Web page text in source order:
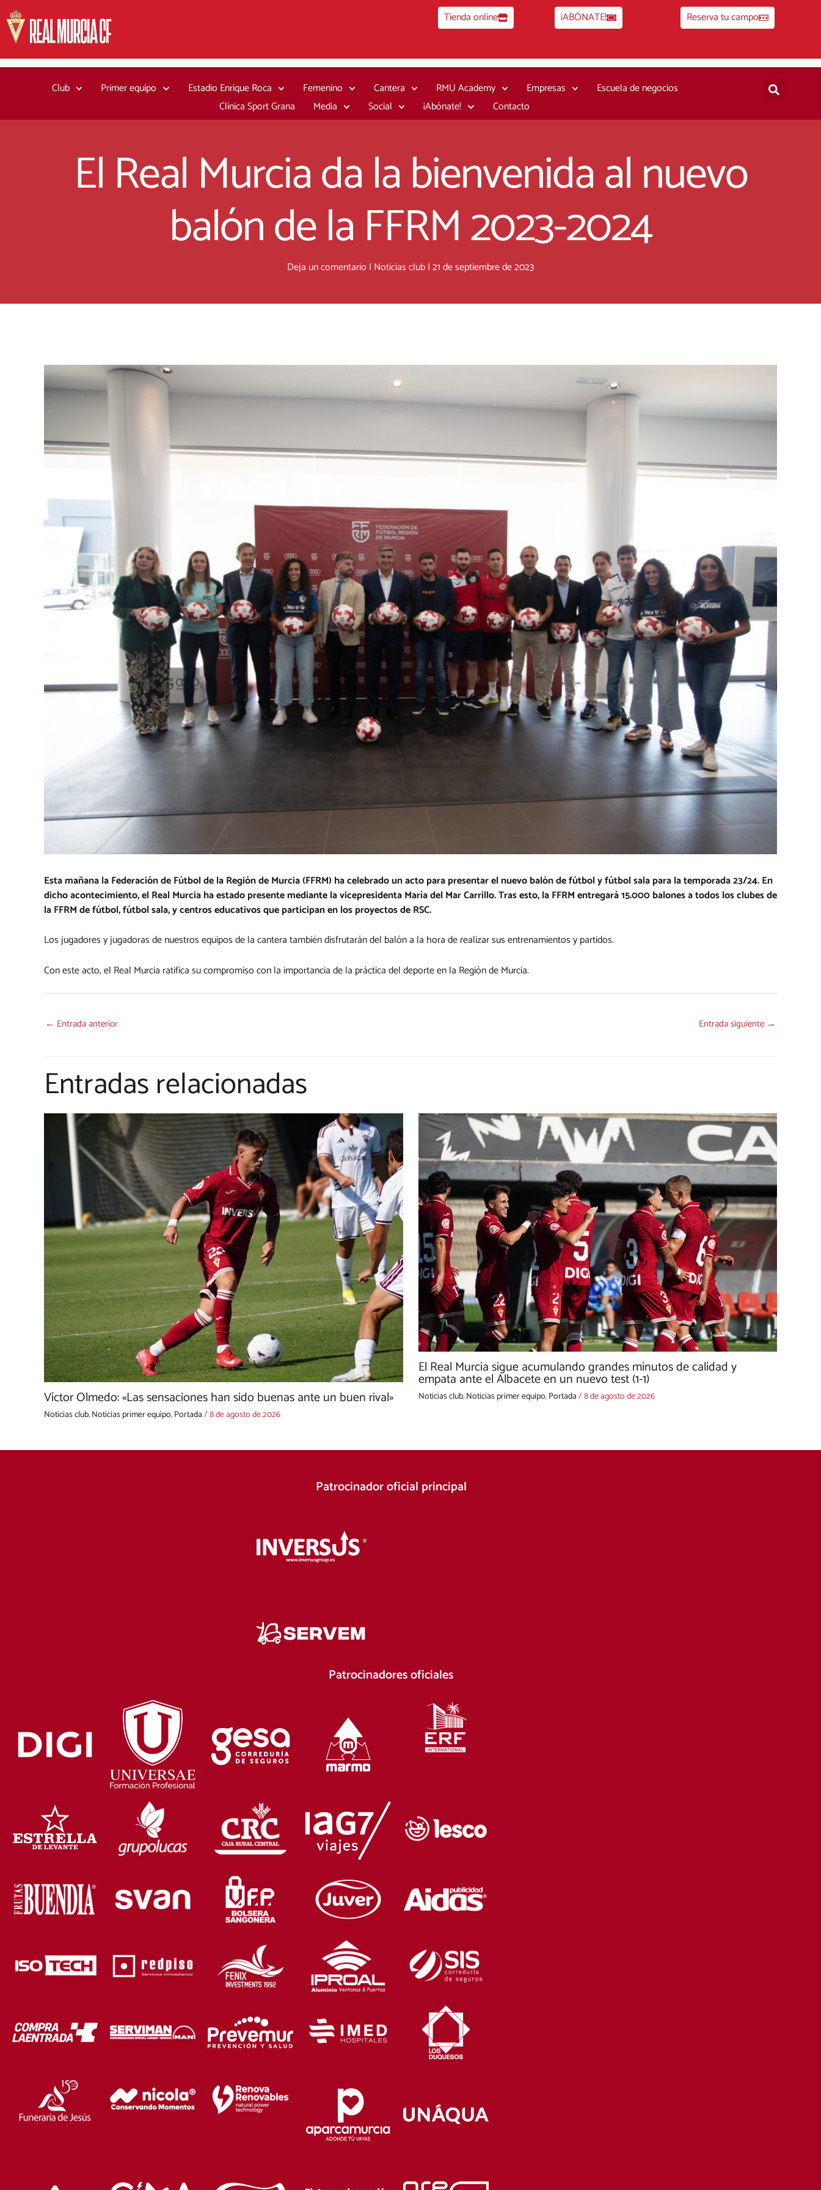
al
contenido
Tienda online ¡ABÓNATE! Reserva tu campo
Club Primer equipo Estadio Enrique Roca Femenino Cantera RMU Academy Empresas
Escuela de negocios
Clínica Sport Grana
Media Social ¡Abónate! Contacto
El Real Murcia da la bienvenida al nuevo
balón de la FFRM 2023-2024
Deja un comentario | Noticias club|21 de septiembre de 2023
Esta mañana la Federación de Fútbol de la Región de Murcia (FFRM) ha celebrado un acto para presentar el nuevo balón de fútbol y fútbol sala para la temporada 23/24. En
dicho acontecimiento, el Real Murcia ha estado presente mediante la vicepresidenta María del Mar Carrillo. Tras esto, la FFRM entregará 15.000 balones a todos los clubes de
la FFRM de fútbol, fútbol sala, y centros educativos que participan en los proyectos de RSC.
Los jugadores y jugadoras de nuestros equipos de la cantera también disfrutarán del balón a la hora de realizar sus entrenamientos y partidos.
Con este acto, el Real Murcia ratifica su compromiso con la importancia de la práctica del deporte en la Región de Murcia.
← Entrada anterior Entrada siguiente →
Entradas relacionadas
Víctor Olmedo: «Las sensaciones han sido buenas ante un buen rival»
Noticias club,Noticias primer equipo,Portada/8 de agosto de 2026
El Real Murcia sigue acumulando grandes minutos de calidad y
empata ante el Albacete en un nuevo test (1-1)
Noticias club,Noticias primer equipo,Portada/8 de agosto de 2026
Patrocinador oficial principal
Patrocinadores oficiales